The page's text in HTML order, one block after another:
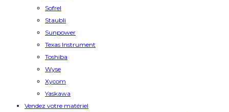
Sofrel
Staubli
Sunpower
Texas Instrument
Toshiba
Wyse
Xycom
Yaskawa
Vendez votre matériel